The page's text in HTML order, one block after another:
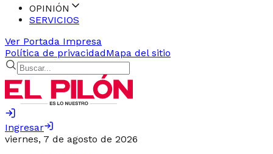
OPINIÓN
SERVICIOS
Ver Portada Impresa
Política de privacidadMapa del sitio
Ingresar
viernes, 7 de agosto de 2026